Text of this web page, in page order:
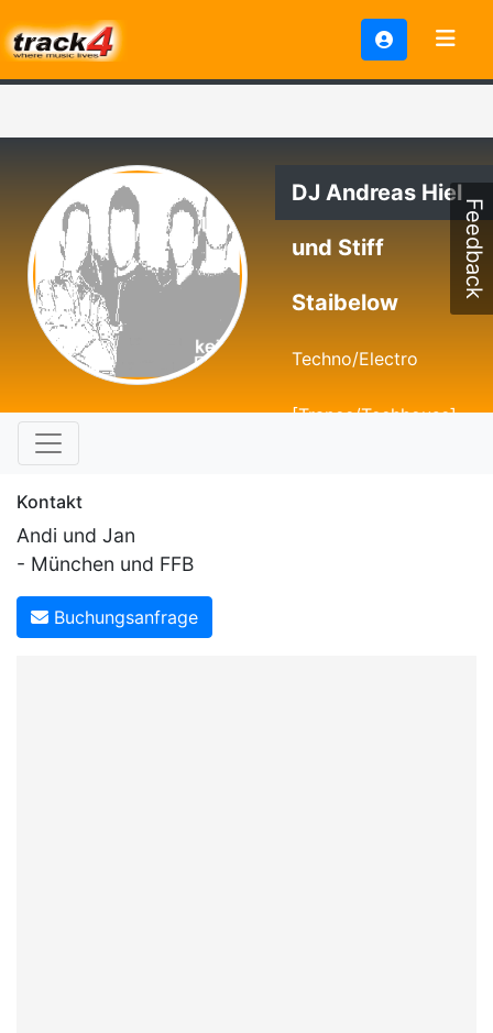
DJ Andreas Hiel
und Stiff
Staibelow
Techno/Electro
[Trance/Techhouse]
Kontakt
Andi und Jan
- München und FFB
Buchungsanfrage
Feedback